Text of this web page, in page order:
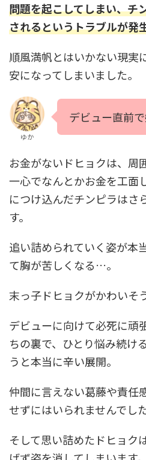
問題を起こしてしまい、チ
されるというトラブルが発
順風満帆とはいかない現実
安になってしまいました。
ゆか
デビュー直前
お金がないドヒョクは、周
一心でなんとかお金を工面
につけ込んだチンピラはさ
す。
追い詰められていく姿が本
て胸が苦しくなる…。
末っ子ドヒョクがかわいそ
デビューに向けて必死に頑
ちの裏で、ひとり悩み続け
うと本当に辛い展開。
仲間に言えない葛藤や責任
せずにはいられませんでした
そして思い詰めたドヒョク